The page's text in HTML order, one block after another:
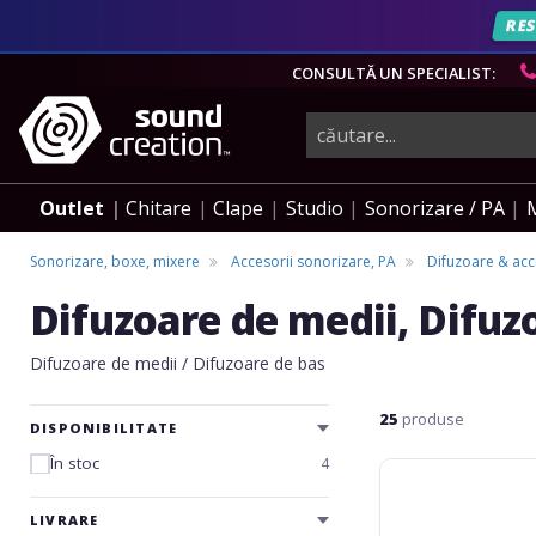
CONSULTĂ UN SPECIALIST:
instrumente
muzicale,
echipamente
pro-
audio
Outlet Chitare Clape Studio Sonorizare / PA
Sonorizare, boxe, mixere Accesorii sonorizare, PA Difuzoare &
Difuzoare de medii,
Difuzoare de medii / Difuzoare de bas
DISPONIBILITATE
În stoc 4
LIVRARE
25 produse
Yamaha